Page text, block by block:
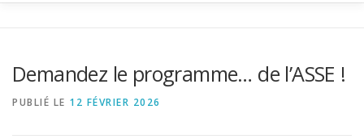
LA POLITIQUE COMMUNALE
Demandez le programme… de l’ASSE !
PUBLIÉ LE 12 FÉVRIER 2026